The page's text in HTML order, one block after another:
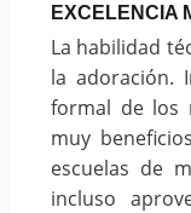
EXCELENCIA
La habilidad
la adoración.
formal de los
muy
escuelas de
incluso